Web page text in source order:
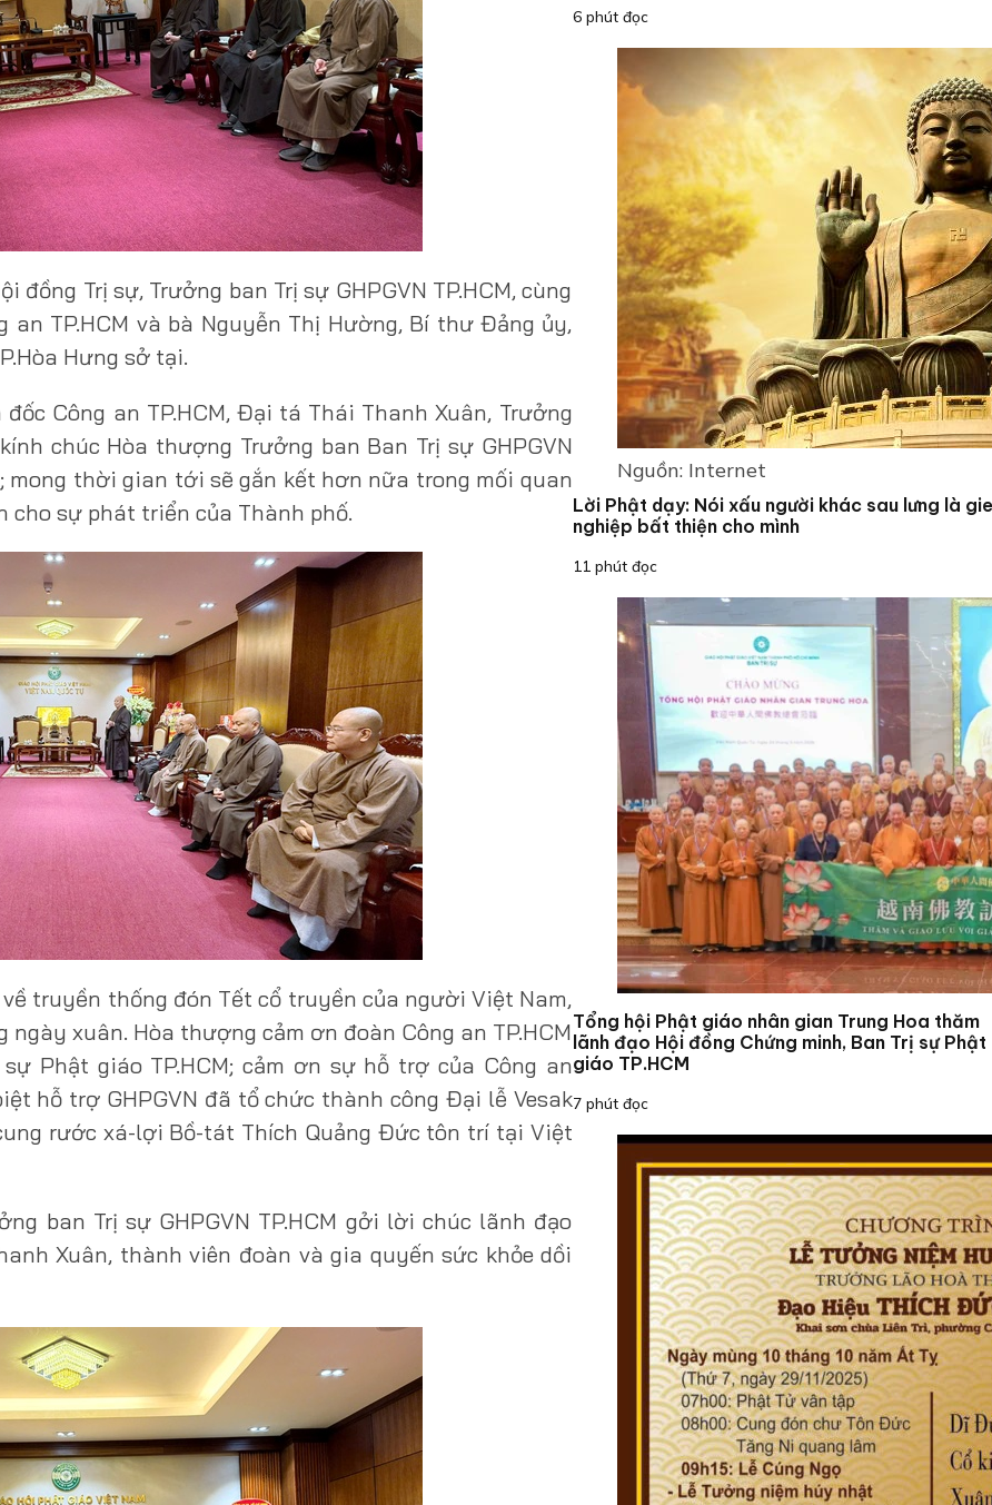
Trị sự, Trưởng ban Trị sự GHPGVN TP.HCM, cùng
TP.HCM và bà Nguyễn Thị Hường, Bí thư Đảng ủy,
Hưng sở tại.
Công an TP.HCM, Đại tá Thái Thanh Xuân, Trưởng
chúc Hòa thượng Trưởng ban Ban Trị sự GHPGVN
mong thời gian tới sẽ gắn kết hơn nữa trong mối quan
cho sự phát triển của Thành phố.
truyền thống đón Tết cổ truyền của người Việt Nam,
xuân. Hòa thượng cảm ơn đoàn Công an TP.HCM
Phật giáo TP.HCM; cảm ơn sự hỗ trợ của Công an
hỗ trợ GHPGVN đã tổ chức thành công Đại lễ Vesak
rước xá-lợi Bồ-tát Thích Quảng Đức tôn trí tại Việt
ban Trị sự GHPGVN TP.HCM gởi lời chúc lãnh đạo
Xuân, thành viên đoàn và gia quyến sức khỏe dồi
6 phút đọc
Nguồn: Internet
Lời Phật dạy: Nói xấu người khác sau lưng là
nghiệp bất thiện cho mình
11 phút đọc
Tổng hội Phật giáo nhân gian Trung Hoa thăm
lãnh đạo Hội đồng Chứng minh, Ban Trị sự Phật
giáo TP.HCM
7 phút đọc